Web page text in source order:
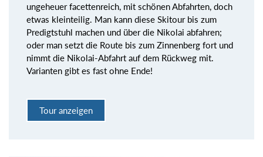
ungeheuer facettenreich, mit schönen Abfahrten, doch
etwas kleinteilig. Man kann diese Skitour bis zum
Predigtstuhl machen und über die Nikolai abfahren;
oder man setzt die Route bis zum Zinnenberg fort und
nimmt die Nikolai-Abfahrt auf dem Rückweg mit.
Varianten gibt es fast ohne Ende!
Tour anzeigen